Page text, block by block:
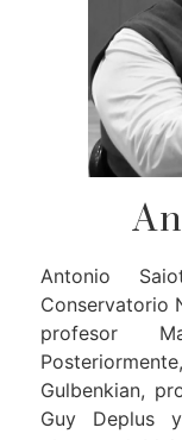
Antonio
Conservatorio
profesor
Gulbenkian,
Guy Deplus